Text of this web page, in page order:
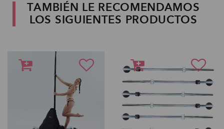
TAMBIÉN LE RECOMENDAMOS
LOS SIGUIENTES PRODUCTOS